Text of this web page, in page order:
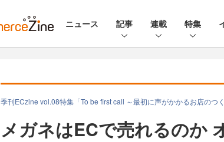
ニュース 記事 連載 特集
季刊ECzine vol.08特集「To be first call ～最初に声がかかるお店のつく
メガネはECで売れるのか